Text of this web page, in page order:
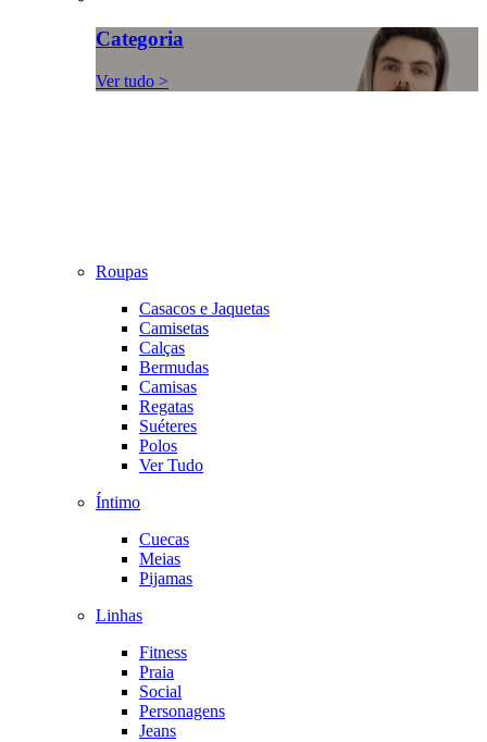
Categoria
Ver tudo >
Roupas
Casacos e Jaquetas
Camisetas
Calças
Bermudas
Camisas
Regatas
Suéteres
Polos
Ver Tudo
Íntimo
Cuecas
Meias
Pijamas
Linhas
Fitness
Praia
Social
Personagens
Jeans